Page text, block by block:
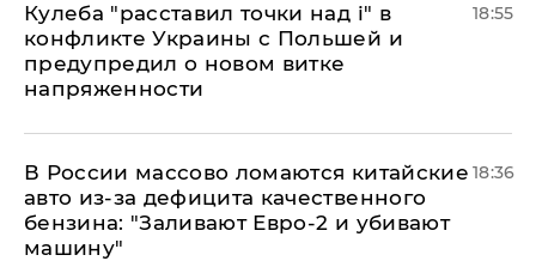
Кулеба "расставил точки над і" в
конфликте Украины с Польшей и
предупредил о новом витке
напряженности
18:55
В России массово ломаются китайские
авто из-за дефицита качественного
бензина: "Заливают Евро-2 и убивают
машину"
18:36